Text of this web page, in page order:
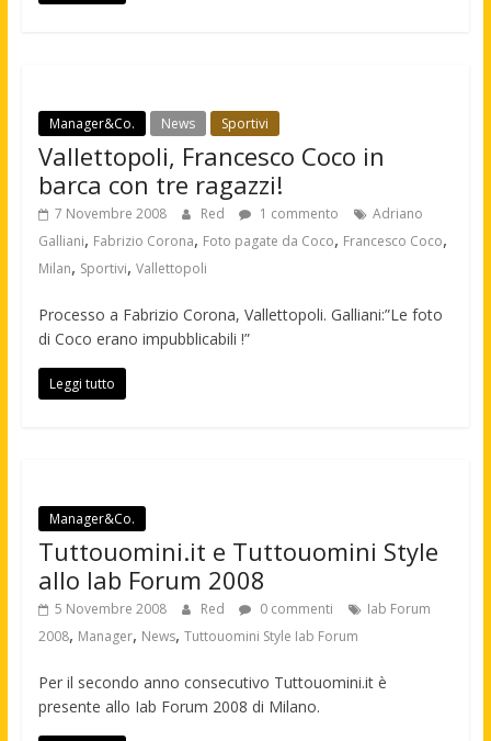
Manager&Co. News Sportivi
Vallettopoli, Francesco Coco in
barca con tre ragazzi!
7 Novembre 2008 Red 1 commento
Adriano
Galliani, Fabrizio Corona, Foto pagate da Coco, Francesco Coco,
Milan, Sportivi, Vallettopoli
Processo a Fabrizio Corona, Vallettopoli. Galliani:”Le foto
di Coco erano impubblicabili !”
Leggi tutto
Manager&Co.
Tuttouomini.it e Tuttouomini Style
allo Iab Forum 2008
5 Novembre 2008 Red 0 commenti
Iab Forum
2008, Manager, News, Tuttouomini Style Iab Forum
Per il secondo anno consecutivo Tuttouomini.it è
presente allo Iab Forum 2008 di Milano.